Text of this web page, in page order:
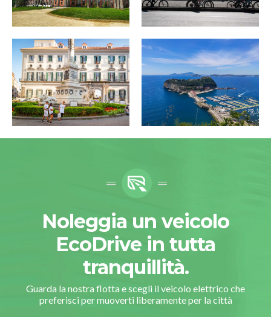
Noleggia un veicolo
EcoDrive in tutta
tranquillità.
Guarda la nostra flotta e scegli il veicolo elettrico che
preferisci per muoverti liberamente per la città